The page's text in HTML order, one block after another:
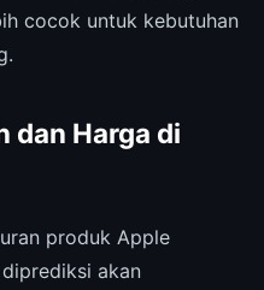
cocok untuk kebutuhan
dan Harga di
produk Apple
akan